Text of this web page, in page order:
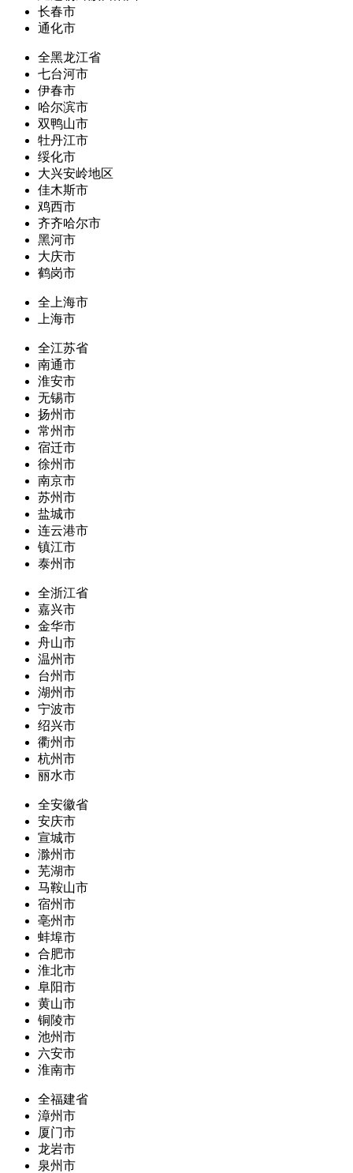
长春市
通化市
全黑龙江省
七台河市
伊春市
哈尔滨市
双鸭山市
牡丹江市
绥化市
大兴安岭地区
佳木斯市
鸡西市
齐齐哈尔市
黑河市
大庆市
鹤岗市
全上海市
上海市
全江苏省
南通市
淮安市
无锡市
扬州市
常州市
宿迁市
徐州市
南京市
苏州市
盐城市
连云港市
镇江市
泰州市
全浙江省
嘉兴市
金华市
舟山市
温州市
台州市
湖州市
宁波市
绍兴市
衢州市
杭州市
丽水市
全安徽省
安庆市
宣城市
滁州市
芜湖市
马鞍山市
宿州市
亳州市
蚌埠市
合肥市
淮北市
阜阳市
黄山市
铜陵市
池州市
六安市
淮南市
全福建省
漳州市
厦门市
龙岩市
泉州市